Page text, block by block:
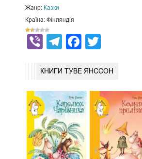
Жанр: Казки
Країна: Фінляндія
ViberTelegram
Facebook
КНИГИ ТУВЕ ЯНССОН